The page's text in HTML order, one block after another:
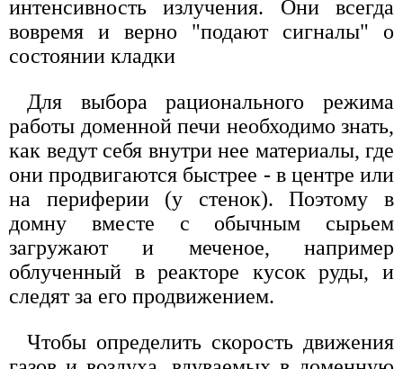
интенсивность излучения. Они всегда
вовремя и верно "подают сигналы" о
состоянии кладки
Для выбора рационального режима
работы доменной печи необходимо знать,
как ведут себя внутри нее материалы, где
они продвигаются быстрее - в центре или
на периферии (у стенок). Поэтому в
домну вместе с обычным сырьем
загружают и меченое, например
облученный в реакторе кусок руды, и
следят за его продвижением.
Чтобы определить скорость движения